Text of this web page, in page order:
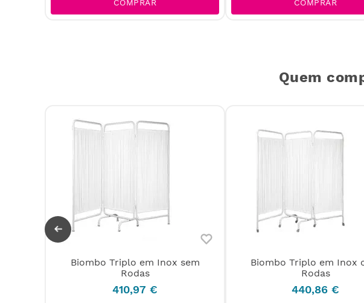
COMPRAR COMPRAR
Quem
Biombo Triplo em Inox sem
Rodas
410,97 €
Biombo Triplo em Inox
Rodas
440,86 €